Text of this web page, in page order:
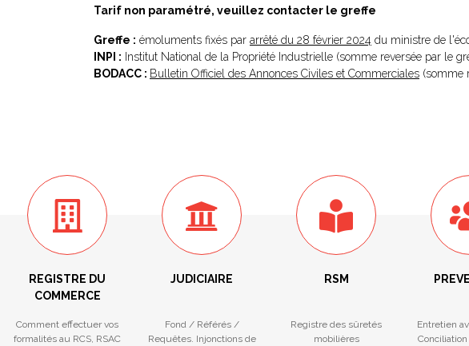
Tarif non paramétré, veuillez contacter le greffe
Greffe : émoluments fixés par arrêté du 28 février 2024 du ministre de
INPI : Institut National de la Propriété Industrielle (somme reversée par le
BODACC : Bulletin Officiel des Annonces Civiles et Commerciales (somme
REGISTRE DU
COMMERCE
Comment effectuer vos
formalités au RCS, RSAC
JUDICIAIRE
Fond / Référés /
Requêtes. Injonctions de
RSM
Registre des sûretés
mobilières
Entretien